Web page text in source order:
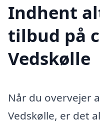
Indhent
tilbud på
Vedskølle
Når du overvejer
Vedskølle, er det